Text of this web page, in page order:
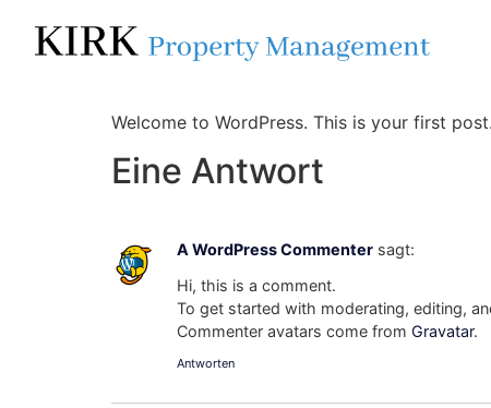
Welcome to WordPress. This is your first
Eine Antwort
A WordPress Commenter sagt:
Hi, this is a comment.
To get started with moderating, editing,
Commenter avatars come from Gravatar.
Antworten